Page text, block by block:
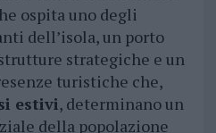
ospita uno degli
dell’isola, un porto
strategiche e un
turistiche che,
estivi, determinano un
della popolazione